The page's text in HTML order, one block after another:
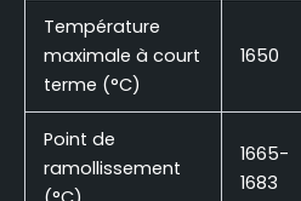
Température
maximale à court
terme (°C)
1650
Point de
ramollissement
1665-
1683